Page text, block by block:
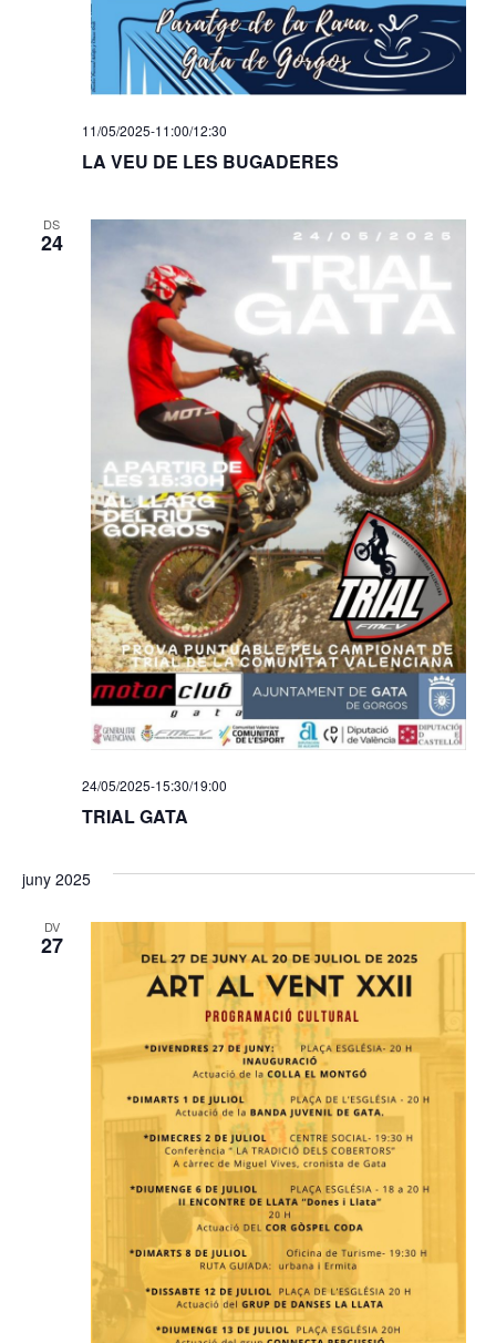
LA VEU DE LES BUGADERES
11/05/2025-11:00/12:30
DS
24
TRIAL GATA
24/05/2025-15:30/19:00
juny 2025
DV
27